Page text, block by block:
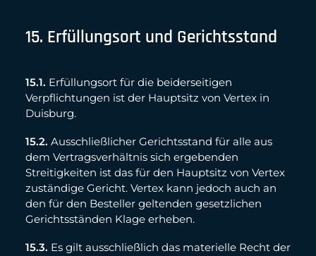
15. Erfüllungsort und Gerichtsstand
15.1. Erfüllungsort für die beiderseitigen
Verpflichtungen ist der Hauptsitz von Vertex in
Duisburg.
15.2. Ausschließlicher Gerichtsstand für alle aus
dem Vertragsverhältnis sich ergebenden
Streitigkeiten ist das für den Hauptsitz von Vertex
zuständige Gericht. Vertex kann jedoch auch an
den für den Besteller geltenden gesetzlichen
Gerichtsständen Klage erheben.
15.3. Es gilt ausschließlich das materielle Recht der